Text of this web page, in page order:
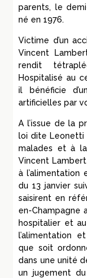
parents, le
né en 1976.
Victime d’un
Vincent
rendit
Hospitalisé au
il bénéficie
artificielles par
A l’issue de la
loi dite Leonetti
malades et à
Vincent Lambert
à
du 13 janvier
saisirent en
en-Champagne
hospitalier et
l’alimentation
que soit
dans une unité
un jugement